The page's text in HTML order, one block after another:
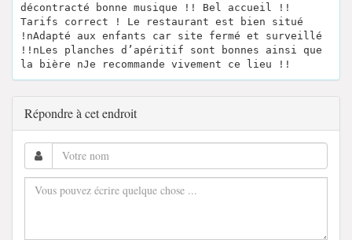
décontracté bonne musique !! Bel accueil !!
Tarifs correct ! Le restaurant est bien situé
!nAdapté aux enfants car site fermé et surveillé
!!nLes planches d’apéritif sont bonnes ainsi que
la bière nJe recommande vivement ce lieu !!
Répondre à cet endroit